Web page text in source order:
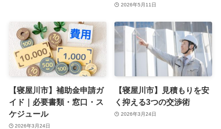
2026年5月11日
【寝屋川市】補助金申請ガ
イド｜必要書類・窓口・ス
ケジュール
2026年3月24日
【寝屋川市】見積もりを安
く抑える3つの交渉術
2026年3月24日